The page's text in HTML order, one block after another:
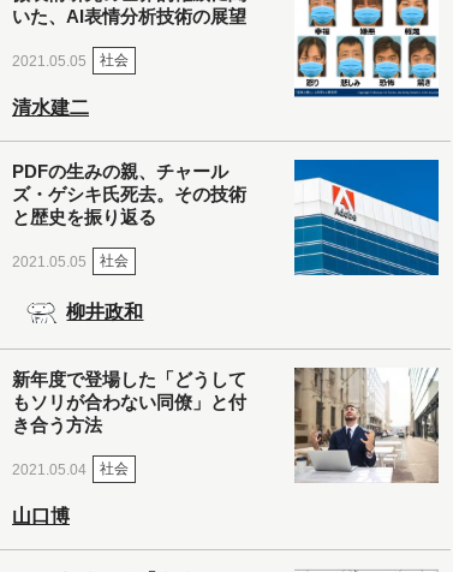
いた、AI表情分析技術の展望
2021.05.05 社会
清水建二
PDFの生みの親、チャール
ズ・ゲシキ氏死去。その技術
と歴史を振り返る
2021.05.05 社会
柳井政和
新年度で登場した「どうして
もソリが合わない同僚」と付
き合う方法
2021.05.04 社会
山口博